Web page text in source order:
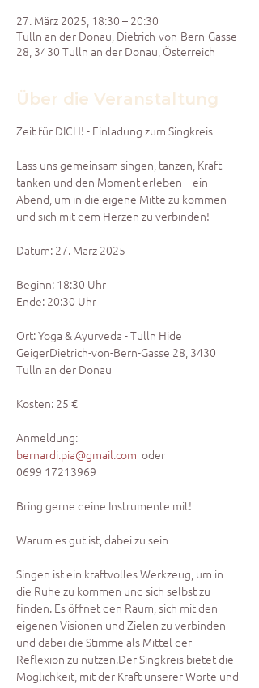
27. März 2025, 18:30 – 20:30
Tulln an der Donau, Dietrich-von-Bern-Gasse
28, 3430 Tulln an der Donau, Österreich
Über die Veranstaltung
Zeit für DICH! - Einladung zum Singkreis
Lass uns gemeinsam singen, tanzen, Kraft
tanken und den Moment erleben – ein
Abend, um in die eigene Mitte zu kommen
und sich mit dem Herzen zu verbinden!
Datum: 27. März 2025
Beginn: 18:30 Uhr
Ende: 20:30 Uhr
Ort: Yoga & Ayurveda - Tulln Hide
GeigerDietrich-von-Bern-Gasse 28, 3430
Tulln an der Donau
Kosten: 25 €
Anmeldung:
bernardi.pia@gmail.com
  oder
0699 17213969
Bring gerne deine Instrumente mit!
Warum es gut ist, dabei zu sein
Singen ist ein kraftvolles Werkzeug, um in
die Ruhe zu kommen und sich selbst zu
finden. Es öffnet den Raum, sich mit den
eigenen Visionen und Zielen zu verbinden
und dabei die Stimme als Mittel der
Reflexion zu nutzen.Der Singkreis bietet die
Möglichkeit, mit der Kraft unserer Worte und